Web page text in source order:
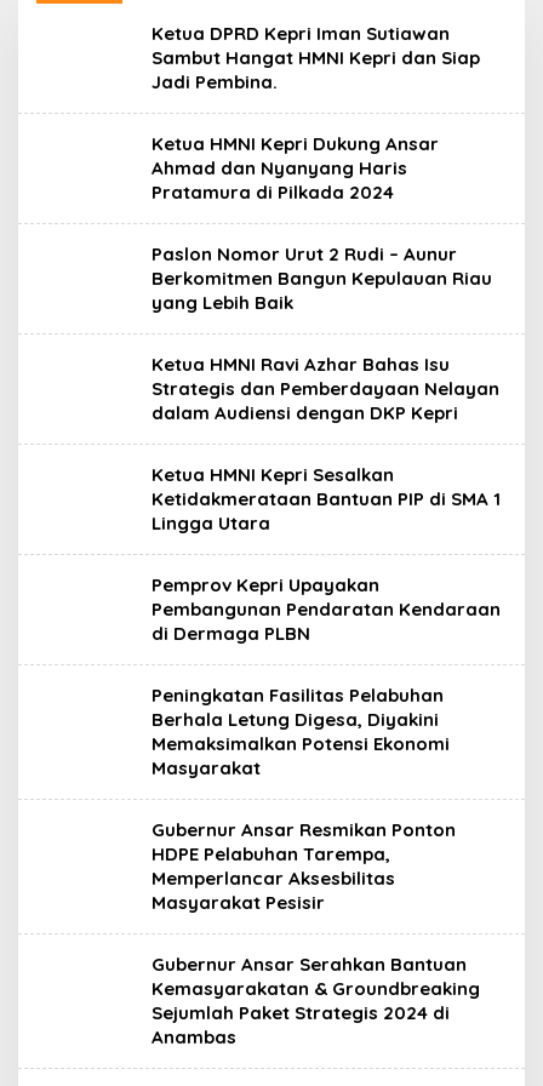
Ketua DPRD Kepri Iman Sutiawan
Sambut Hangat HMNI Kepri dan Siap
Jadi Pembina.
Ketua HMNI Kepri Dukung Ansar
Ahmad dan Nyanyang Haris
Pratamura di Pilkada 2024
Paslon Nomor Urut 2 Rudi – Aunur
Berkomitmen Bangun Kepulauan Riau
yang Lebih Baik
Ketua HMNI Ravi Azhar Bahas Isu
Strategis dan Pemberdayaan Nelayan
dalam Audiensi dengan DKP Kepri
Ketua HMNI Kepri Sesalkan
Ketidakmerataan Bantuan PIP di SMA 1
Lingga Utara
Pemprov Kepri Upayakan
Pembangunan Pendaratan Kendaraan
di Dermaga PLBN
Peningkatan Fasilitas Pelabuhan
Berhala Letung Digesa, Diyakini
Memaksimalkan Potensi Ekonomi
Masyarakat
Gubernur Ansar Resmikan Ponton
HDPE Pelabuhan Tarempa,
Memperlancar Aksesbilitas
Masyarakat Pesisir
Gubernur Ansar Serahkan Bantuan
Kemasyarakatan & Groundbreaking
Sejumlah Paket Strategis 2024 di
Anambas